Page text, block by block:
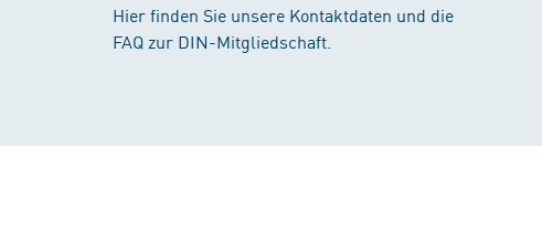
Hier finden Sie unsere Kontaktdaten und die
FAQ zur DIN-Mitgliedschaft.